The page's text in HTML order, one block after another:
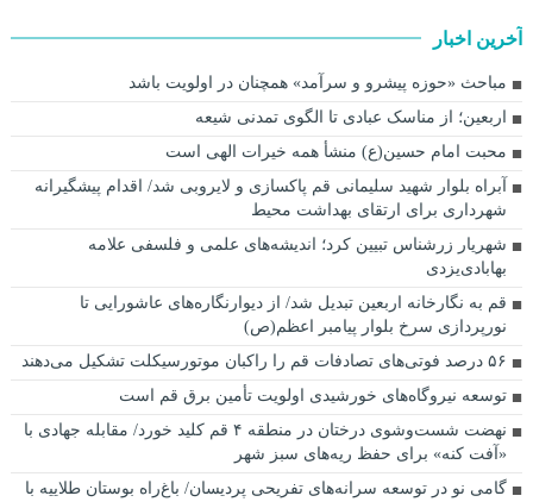
آخرین اخبار
مباحث «حوزه پیشرو و سرآمد» همچنان در اولویت باشد
اربعین؛ از مناسک عبادی تا الگوی تمدنی شیعه
محبت امام حسین(ع) منشأ همه خیرات الهی است
آبراه بلوار شهید سلیمانی قم پاکسازی و لایروبی شد/ اقدام پیشگیرانه
شهرداری برای ارتقای بهداشت محیط
شهریار زرشناس تبیین کرد؛ اندیشه‌های علمی و فلسفی علامه
بهابادی‌یزدی
قم به نگارخانه اربعین تبدیل شد/ از دیوارنگاره‌های عاشورایی تا
نورپردازی سرخ بلوار پیامبر اعظم(ص)
۵۶ درصد فوتی‌های تصادفات قم را راکبان موتورسیکلت تشکیل می‌دهند
توسعه نیروگاه‌های خورشیدی اولویت تأمین برق قم است
نهضت شست‌وشوی درختان در منطقه ۴ قم کلید خورد/ مقابله جهادی با
«آفت کنه» برای حفظ ریه‌های سبز شهر
گامی نو در توسعه سرانه‌های تفریحی پردیسان/ باغ‌راه بوستان طلاییه با